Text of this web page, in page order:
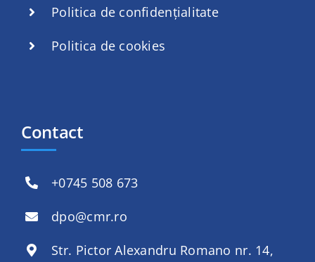
Politica de confidențialitate
Politica de cookies
Contact
+0745 508 673
dpo@cmr.ro
Str. Pictor Alexandru Romano nr. 14,